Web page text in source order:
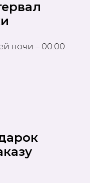
ночи – 00:00